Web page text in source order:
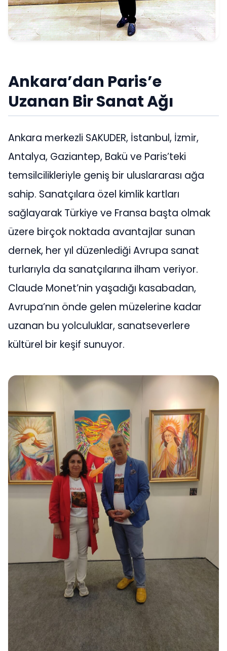
Ankara’dan Paris’e
Uzanan Bir Sanat Ağı
Ankara merkezli SAKUDER, İstanbul, İzmir,
Antalya, Gaziantep, Bakü ve Paris’teki
temsilcilikleriyle geniş bir uluslararası ağa
sahip. Sanatçılara özel kimlik kartları
sağlayarak Türkiye ve Fransa başta olmak
üzere birçok noktada avantajlar sunan
dernek, her yıl düzenlediği Avrupa sanat
turlarıyla da sanatçılarına ilham veriyor.
Claude Monet’nin yaşadığı kasabadan,
Avrupa’nın önde gelen müzelerine kadar
uzanan bu yolculuklar, sanatseverlere
kültürel bir keşif sunuyor.